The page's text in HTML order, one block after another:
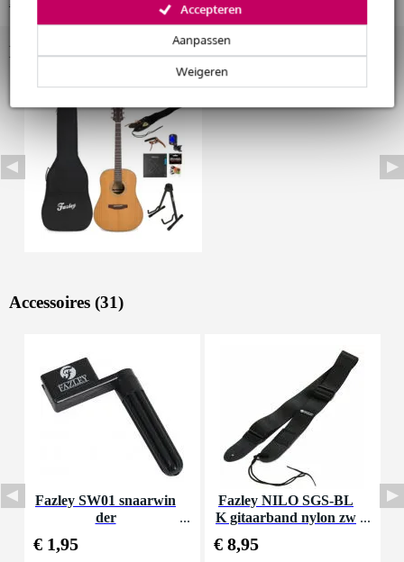
Weigeren
Aanpassen
Accepteren
Bekijk ook eens (1)
Accessoires (31)
Fazley SW01 snaarwin
der
€ 1,95
Fazley NILO SGS-BL
K gitaarband nylon zw
€ 8,95